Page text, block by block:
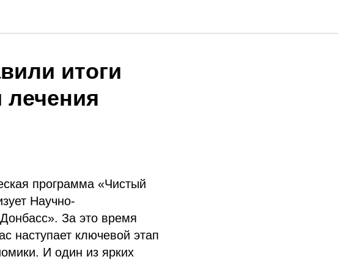
итоги
лечения
программа «Чистый
Научно-
За это время
наступает ключевой этап
И один из ярких